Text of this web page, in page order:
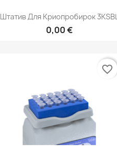
 Быстрый просмотр
Штатив Для Криопробирок 3KSBL
0,00 €
favorite_border